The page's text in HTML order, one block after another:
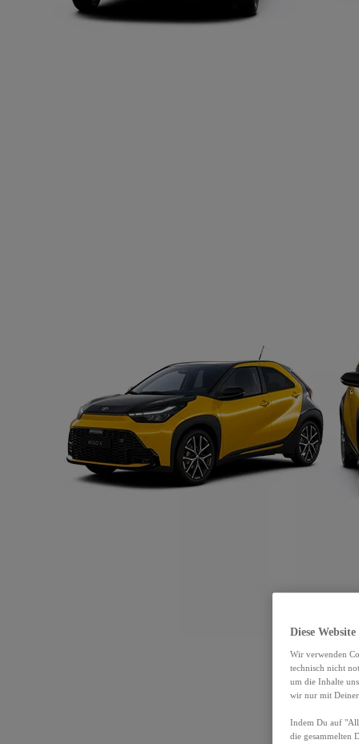
Diese
Wir verwenden
technisch nicht
um die Inhalte
wir nur mit
Indem Du auf
die gesammelten